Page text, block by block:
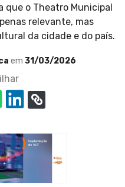
o Theatro Municipal
relevante, mas
da cidade e do país.
em 31/03/2026